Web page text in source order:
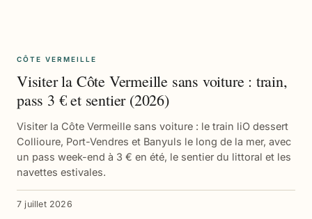
CÔTE VERMEILLE
Visiter la Côte Vermeille sans voiture : train,
pass 3 € et sentier (2026)
Visiter la Côte Vermeille sans voiture : le train liO dessert
Collioure, Port-Vendres et Banyuls le long de la mer, avec
un pass week-end à 3 € en été, le sentier du littoral et les
navettes estivales.
7 juillet 2026